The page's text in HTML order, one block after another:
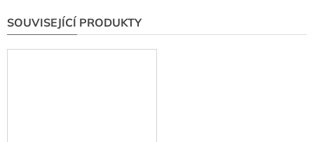
SOUVISEJÍCÍ PRODUKTY